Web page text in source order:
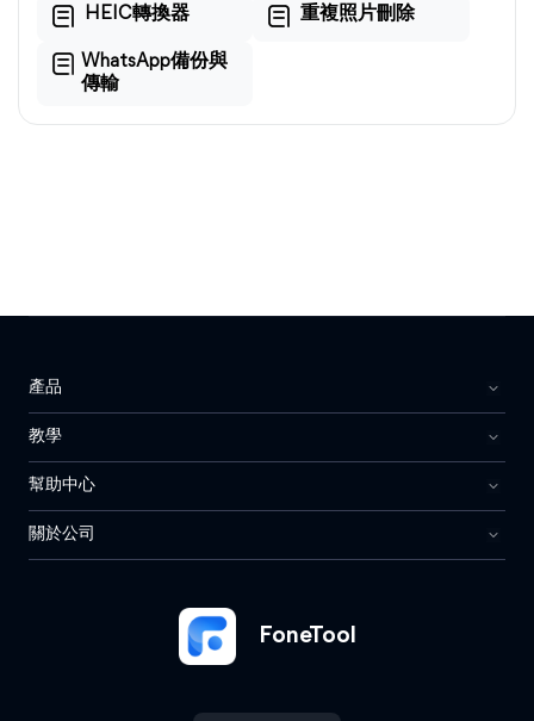
HEIC轉換器 重複照片刪除
WhatsApp備份與
傳輸
FoneTool
產品
教學
幫助中心
關於公司